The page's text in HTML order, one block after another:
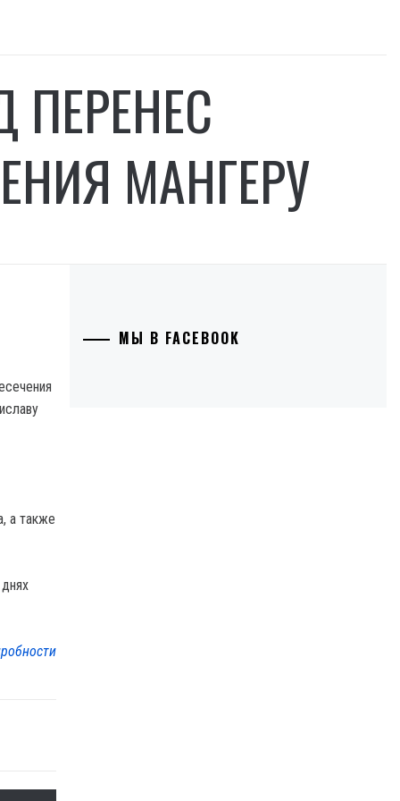
ПЕРЕНЕС
МАНГЕРУ
а также
МЫ В FACEBOOK